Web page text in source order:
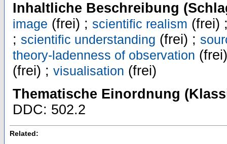
Inhaltliche Beschreibung
image (frei) ; scientific realism (frei)
; scientific understanding (frei) ;
theory-ladenness of observation
(frei) ; visualisation (frei)
Thematische Einordnung
DDC: 502.2
Related: